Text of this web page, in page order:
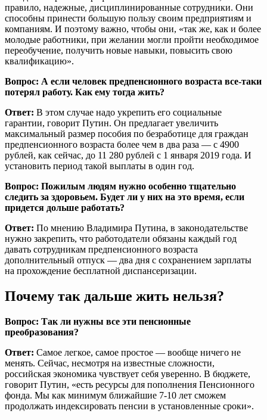
правило, надежные, дисциплинированные сотрудники. Они
способны принести большую пользу своим предприятиям и
компаниям. И поэтому важно, чтобы они, «так же, как и более
молодые работники, при желании могли пройти необходимое
переобучение, получить новые навыки, повысить свою
квалификацию».
Вопрос: А если человек предпенсионного возраста все-таки
потерял работу. Как ему тогда жить?
Ответ: В этом случае надо укрепить его социальные
гарантии, говорит Путин. Он предлагает увеличить
максимальный размер пособия по безработице для граждан
предпенсионного возраста более чем в два раза — с 4900
рублей, как сейчас, до 11 280 рублей с 1 января 2019 года. И
установить период такой выплаты в один год.
Вопрос: Пожилым людям нужно особенно тщательно
следить за здоровьем. Будет ли у них на это время, если
придется дольше работать?
Ответ: По мнению Владимира Путина, в законодательстве
нужно закрепить, что работодатели обязаны каждый год
давать сотрудникам предпенсионного возраста
дополнительный отпуск — два дня с сохранением зарплаты
на прохождение бесплатной диспансеризации.
Почему так дальше жить нельзя?
Вопрос: Так ли нужны все эти пенсионные
преобразования?
Ответ: Самое легкое, самое простое — вообще ничего не
менять. Сейчас, несмотря на известные сложности,
российская экономика чувствует себя уверенно. В бюджете,
говорит Путин, «есть ресурсы для пополнения Пенсионного
фонда. Мы как минимум ближайшие 7-10 лет сможем
продолжать индексировать пенсии в установленные сроки».